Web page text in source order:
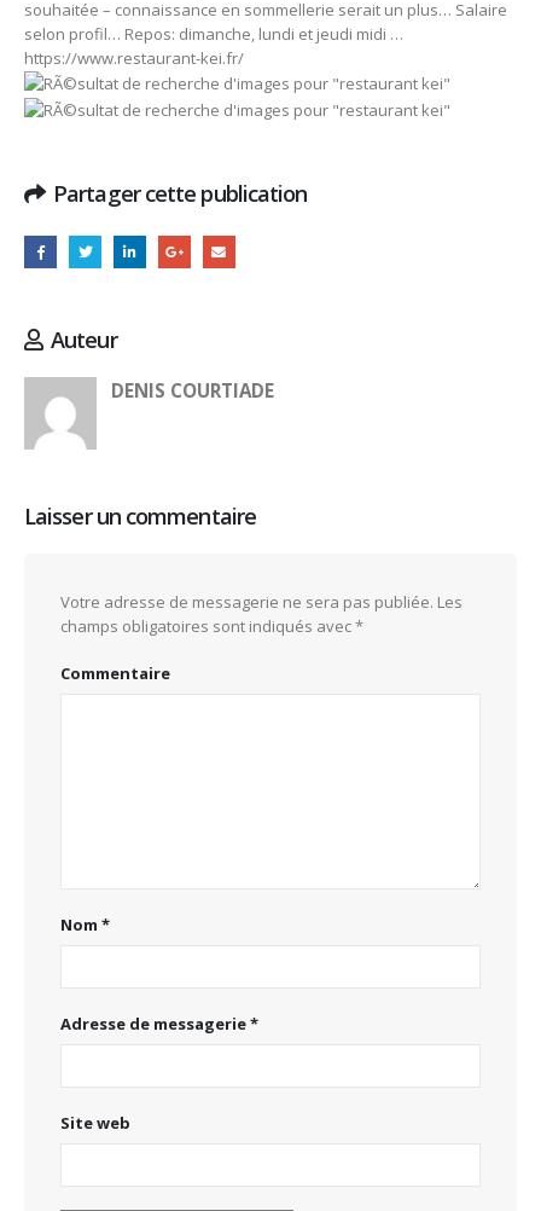
souhaitée – connaissance en sommellerie serait un plus… Salaire
selon profil… Repos: dimanche, lundi et jeudi midi …
https://www.restaurant-kei.fr/
Partager cette publication
Auteur
DENIS COURTIADE
Laisser un commentaire
Votre adresse de messagerie ne sera pas publiée. Les
champs obligatoires sont indiqués avec*
Commentaire
Nom *
Adresse de messagerie*
Site web